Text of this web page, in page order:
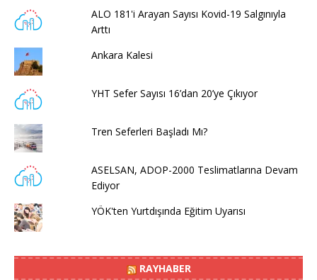
ALO 181'i Arayan Sayısı Kovid-19 Salgınıyla
Arttı
Ankara Kalesi
YHT Sefer Sayısı 16’dan 20’ye Çıkıyor
Tren Seferleri Başladı Mı?
ASELSAN, ADOP-2000 Teslimatlarına Devam
Ediyor
YÖK'ten Yurtdışında Eğitim Uyarısı
RAYHABER